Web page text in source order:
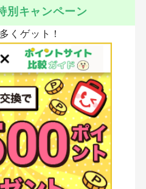
別キャンペーン
くゲット！